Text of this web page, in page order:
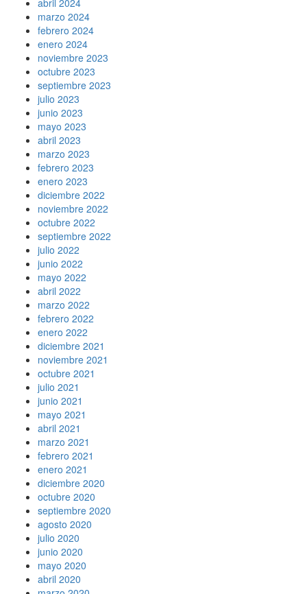
marzo 2024
febrero 2024
enero 2024
noviembre 2023
octubre 2023
septiembre 2023
julio 2023
junio 2023
mayo 2023
abril 2023
marzo 2023
febrero 2023
enero 2023
diciembre 2022
noviembre 2022
octubre 2022
septiembre 2022
julio 2022
junio 2022
mayo 2022
abril 2022
marzo 2022
febrero 2022
enero 2022
diciembre 2021
noviembre 2021
octubre 2021
julio 2021
junio 2021
mayo 2021
abril 2021
marzo 2021
febrero 2021
enero 2021
diciembre 2020
octubre 2020
septiembre 2020
agosto 2020
julio 2020
junio 2020
mayo 2020
abril 2020